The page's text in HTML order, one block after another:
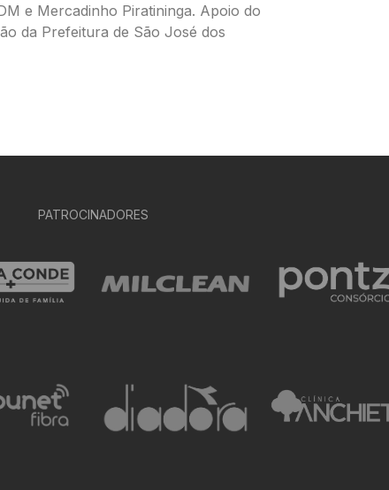
e Mercadinho Piratininga. Apoio do
da Prefeitura de São José dos
PATROCINADORES